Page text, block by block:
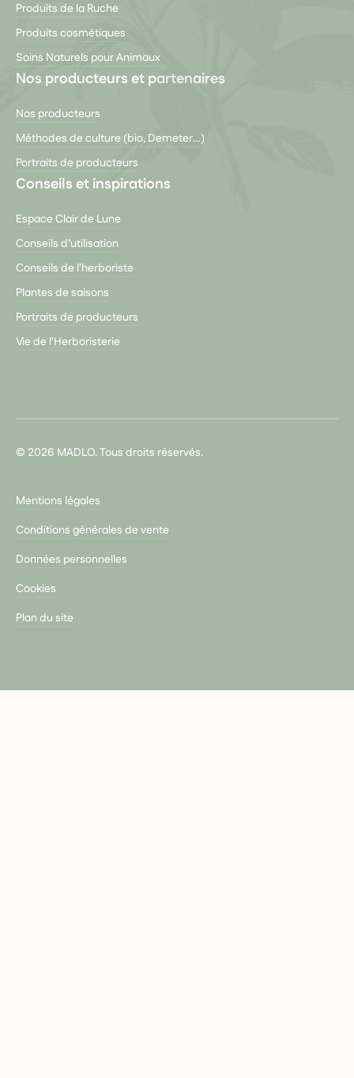
Produits de la Ruche
Produits cosmétiques
Soins Naturels pour Animaux
Nos producteurs et partenaires
Nos producteurs
Méthodes de culture (bio, Demeter…)
Portraits de producteurs
Conseils et inspirations
Espace Clair de Lune
Conseils d’utilisation
Conseils de l'herboriste
Plantes de saisons
Portraits de producteurs
Vie de l'Herboristerie
© 2026 MADLO. Tous droits réservés.
Mentions légales
Conditions générales de vente
Données personnelles
Cookies
Plan du site